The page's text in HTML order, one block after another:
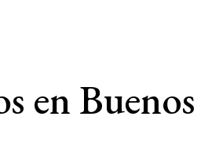
en Buenos